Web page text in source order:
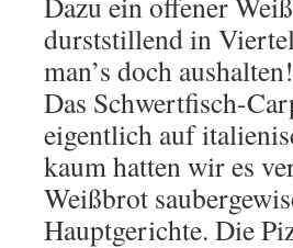
durststillend in
man’s doch aushalten!
Das Schwertfisch-
eigentlich auf
kaum hatten wir es
Weißbrot
Hauptgerichte. Die